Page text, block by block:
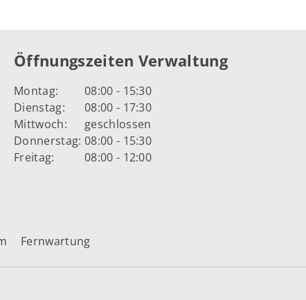
Öffnungszeiten Verwaltung
Montag:
08:00 - 15:30
Dienstag:
08:00 - 17:30
Mittwoch:
geschlossen
Donnerstag: 08:00 - 15:30
Freitag:
08:00 - 12:00
Fernwartung